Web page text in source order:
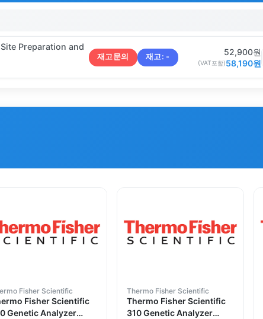
Preparation and
재고문의 재고: - 52,900원
(VAT포함)58,190원
Fisher Scientific
Fisher Scientific
Genetic Analyzer
Thermo Fisher Scientific
Thermo Fisher Scientific
310 Genetic Analyzer